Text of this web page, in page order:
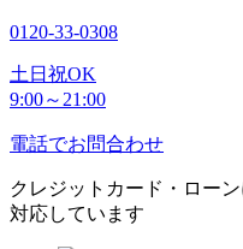
0120-33-0308
土日祝OK
9:00～21:00
電話でお問合わせ
クレジットカード・ローン
対応しています